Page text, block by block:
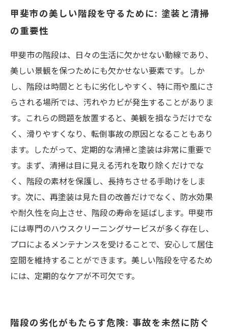
らせる
安全で快適な居住空間の実現: 階段メンテナンス
の価値
資産価値を維持するために: 定期的な階段塗装の
必要性
甲斐市でのハウスクリーニングサービスとは: あ
なたの家を守るプロの力
甲斐市の美しい階段を守るために: 塗装と清掃
の重要性
甲斐市の階段は、日々の生活に欠かせない動線であり、
美しい景観を保つためにも欠かせない要素です。しか
し、階段は時間とともに劣化しやすく、特に雨や風にさ
らされる場所では、汚れやカビが発生することがありま
す。これらの問題を放置すると、美観を損なうだけでな
く、滑りやすくなり、転倒事故の原因となることもあり
ます。したがって、定期的な清掃と塗装は非常に重要で
す。まず、清掃は目に見える汚れを取り除くだけでな
く、階段の素材を保護し、長持ちさせる手助けをしま
す。次に、再塗装は見た目の改善だけでなく、防水効果
や耐久性を向上させ、階段の寿命を延ばします。甲斐市
には専門のハウスクリーニングサービスが多く存在し、
プロによるメンテナンスを受けることで、安心して居住
空間を維持することができます。美しい階段を守るため
には、定期的なケアが不可欠です。
階段の劣化がもたらす危険: 事故を未然に防ぐ